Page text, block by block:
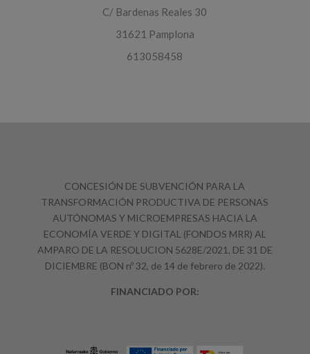
C/ Bardenas Reales 30
31621 Pamplona
613058458
CONCESIÓN DE SUBVENCIÓN PARA LA
TRANSFORMACIÓN PRODUCTIVA DE PERSONAS
AUTÓNOMAS Y MICROEMPRESAS HACIA LA
ECONOMÍA VERDE Y DIGITAL (FONDOS MRR) AL
AMPARO DE LA RESOLUCION 5628E/2021, DE 31 DE
DICIEMBRE (BON nº 32, de 14 de febrero de 2022).
FINANCIADO POR: